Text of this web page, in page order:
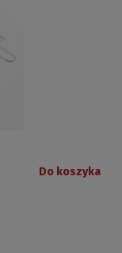
Do koszyka